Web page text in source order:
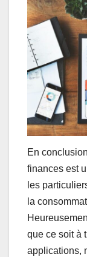
En
finances est
les
la
que ce soit à
applications,